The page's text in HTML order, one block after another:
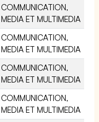
COMMUNICATION,
MEDIA ET MULTIMEDIA
COMMUNICATION,
MEDIA ET MULTIMEDIA
COMMUNICATION,
MEDIA ET MULTIMEDIA
COMMUNICATION,
MEDIA ET MULTIMEDIA